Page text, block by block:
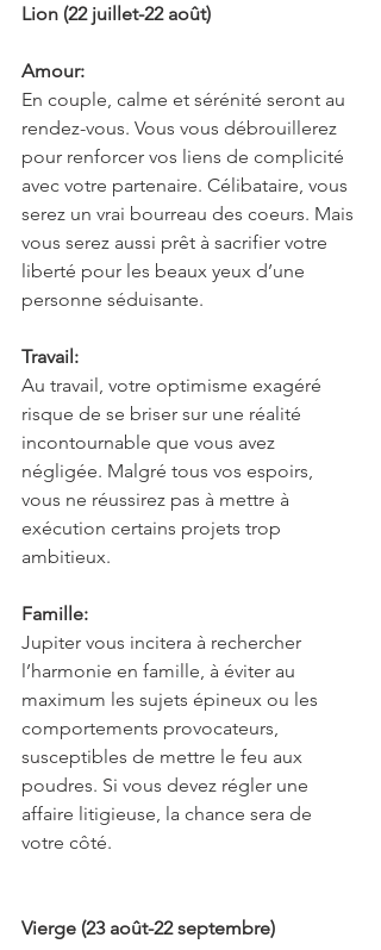
Lion (22 juillet-22 août)
Amour:
En couple, calme et sérénité seront au
rendez-vous. Vous vous débrouillerez
pour renforcer vos liens de complicité
avec votre partenaire. Célibataire, vous
serez un vrai bourreau des coeurs. Mais
vous serez aussi prêt à sacrifier votre
liberté pour les beaux yeux d’une
personne séduisante.
Travail:
Au travail, votre optimisme exagéré
risque de se briser sur une réalité
incontournable que vous avez
négligée. Malgré tous vos espoirs,
vous ne réussirez pas à mettre à
exécution certains projets trop
ambitieux.
Famille:
Jupiter vous incitera à rechercher
l’harmonie en famille, à éviter au
maximum les sujets épineux ou les
comportements provocateurs,
susceptibles de mettre le feu aux
poudres. Si vous devez régler une
affaire litigieuse, la chance sera de
votre côté.
Vierge (23 août-22 septembre)